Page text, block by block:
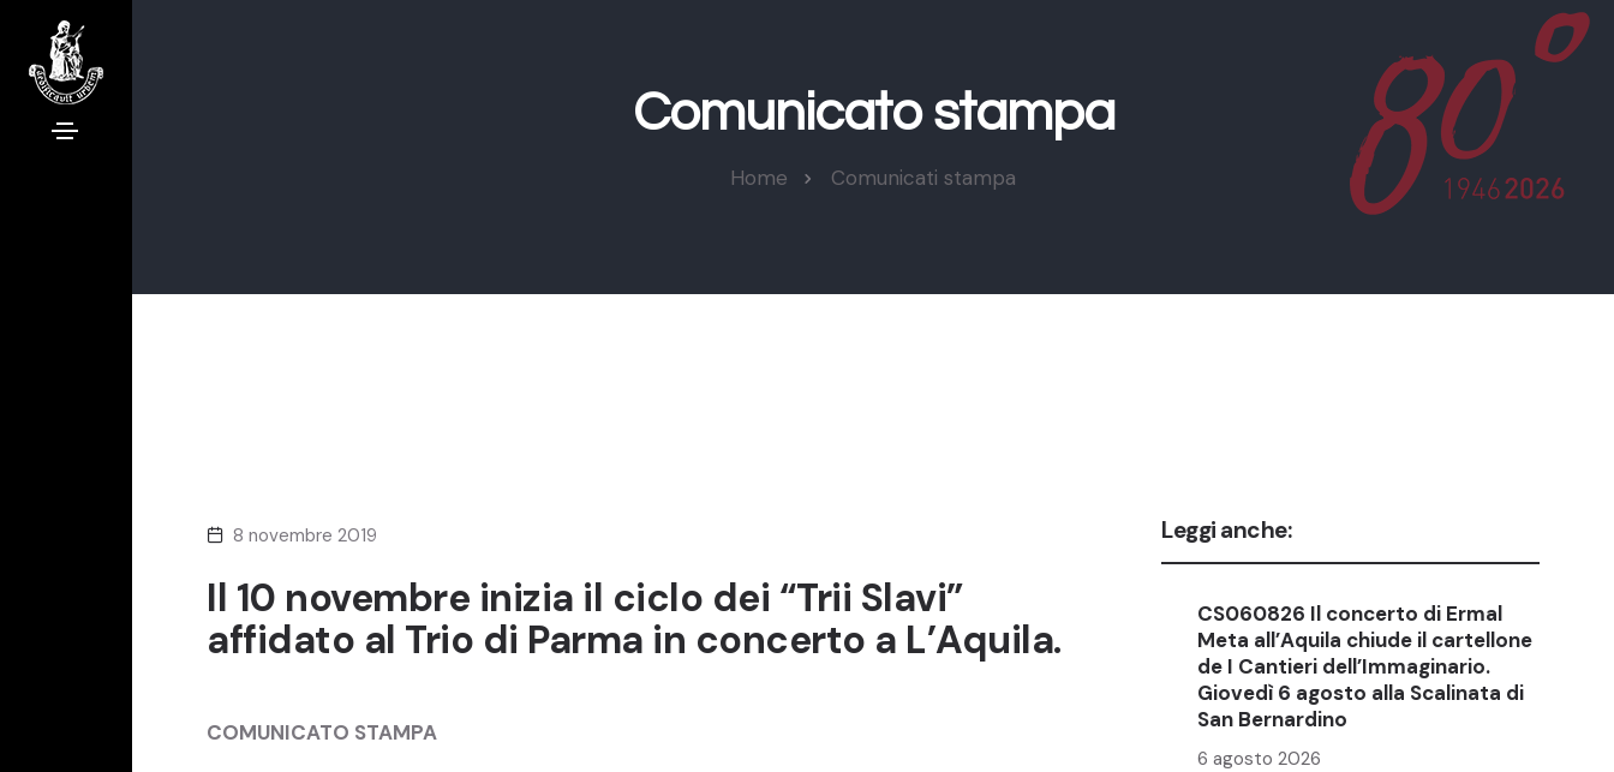
Comunicato stampa
Home Comunicati stampa
8 novembre 2019
Il 10 novembre inizia il ciclo dei “Trii Slavi”
affidato al Trio di Parma in concerto a L’Aquila.
COMUNICATO STAMPA
Leggi anche:
CS060826 Il concerto di Ermal
Meta all’Aquila chiude il cartellone
de I Cantieri dell’Immaginario.
Giovedì 6 agosto alla Scalinata di
San Bernardino
6 agosto 2026